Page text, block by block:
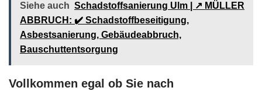
Siehe auch Schadstoffsanierung Ulm | ↗️ MÜLLER
ABBRUCH: ✔️ Schadstoffbeseitigung,
Asbestsanierung, Gebäudeabbruch,
Bauschuttentsorgung
Vollkommen egal ob Sie nach